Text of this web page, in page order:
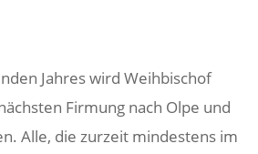
Jahres wird Weih­bi­schof
Firmung nach Olpe und
Alle, die zurzeit mindes­tens im